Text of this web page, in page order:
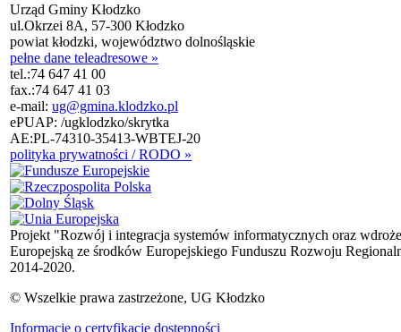
Urząd Gminy Kłodzko
ul.Okrzei 8A, 57-300 Kłodzko
powiat kłodzki, województwo dolnośląskie
pełne dane teleadresowe »
tel.:74 647 41 00
fax.:74 647 41 03
e-mail: ug@gmina.klodzko.pl
ePUAP: /ugklodzko/skrytka
AE:PL-74310-35413-WBTEJ-20
polityka prywatności / RODO »
Projekt "Rozwój i integracja systemów informatycznych oraz
Europejską ze środków Europejskiego Funduszu Rozwoju
2014-2020.
© Wszelkie prawa zastrzeżone, UG Kłodzko
Informacje o certyfikacie dostępności